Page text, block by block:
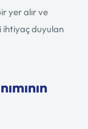
yer alır ve
ihtiyaç duyulan